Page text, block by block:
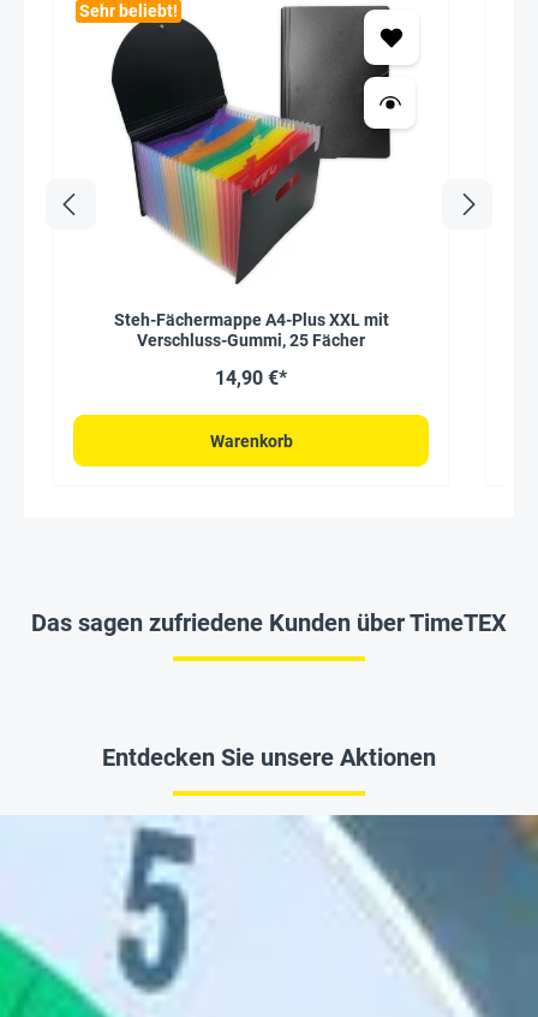
Sehr beliebt!
Steh-Fächermappe A4-Plus XXL mit
Verschluss-Gummi, 25 Fächer
14,90 €*
Warenkorb
Das sagen zufriedene Kunden über TimeTEX
Entdecken Sie unsere Aktionen